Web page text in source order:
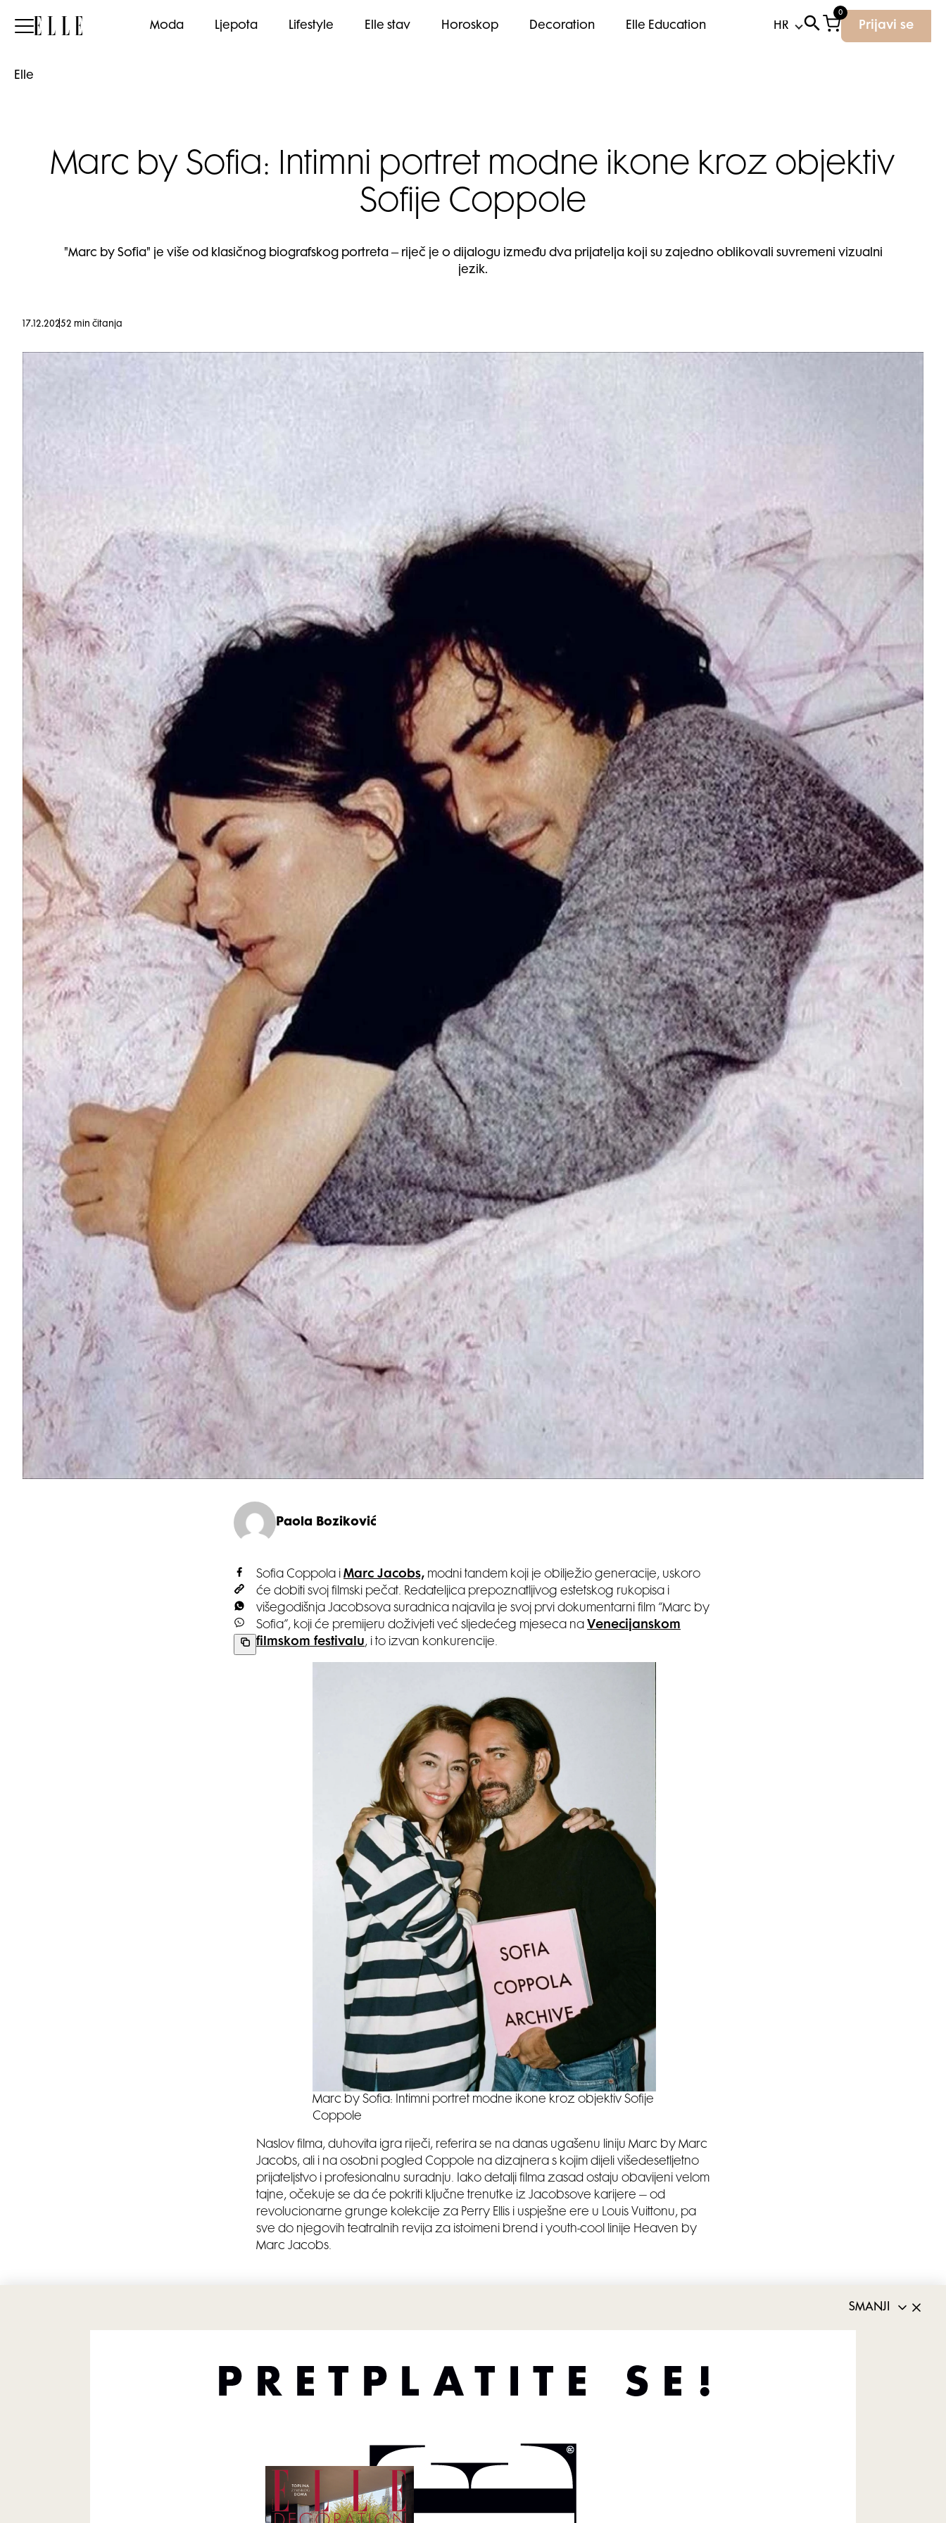
Elle Moda Ljepota Lifestyle Elle stav Horoskop Decoration Elle Education
0
Prijavi se
Elle
Marc by Sofia: Intimni portret modne ikone kroz objektiv
Sofije Coppole
"Marc by Sofia" je više od klasičnog biografskog portreta – riječ je o dijalogu između dva prijatelja koji su zajedno oblikovali suvremeni vizualni
jezik.
17.12.20252 min čitanja
Paola Boziković
Sofia Coppola i Marc Jacobs, modni tandem koji je obilježio generacije, uskoro
će dobiti svoj filmski pečat. Redateljica prepoznatljivog estetskog rukopisa i
višegodišnja Jacobsova suradnica najavila je svoj prvi dokumentarni film “Marc by
Sofia”, koji će premijeru doživjeti već sljedećeg mjeseca na Venecijanskom
filmskom festivalu, i to izvan konkurencije.
Marc by Sofia: Intimni portret modne ikone kroz objektiv Sofije
Coppole
Naslov filma, duhovita igra riječi, referira se na danas ugašenu liniju Marc by Marc
Jacobs, ali i na osobni pogled Coppole na dizajnera s kojim dijeli višedesetljetno
prijateljstvo i profesionalnu suradnju. Iako detalji filma zasad ostaju obavijeni velom
tajne, očekuje se da će pokriti ključne trenutke iz Jacobsove karijere – od
revolucionarne grunge kolekcije za Perry Ellis i uspješne ere u Louis Vuittonu, pa
sve do njegovih teatralnih revija za istoimeni brend i youth-cool linije Heaven by
Marc Jacobs.
SMANJI